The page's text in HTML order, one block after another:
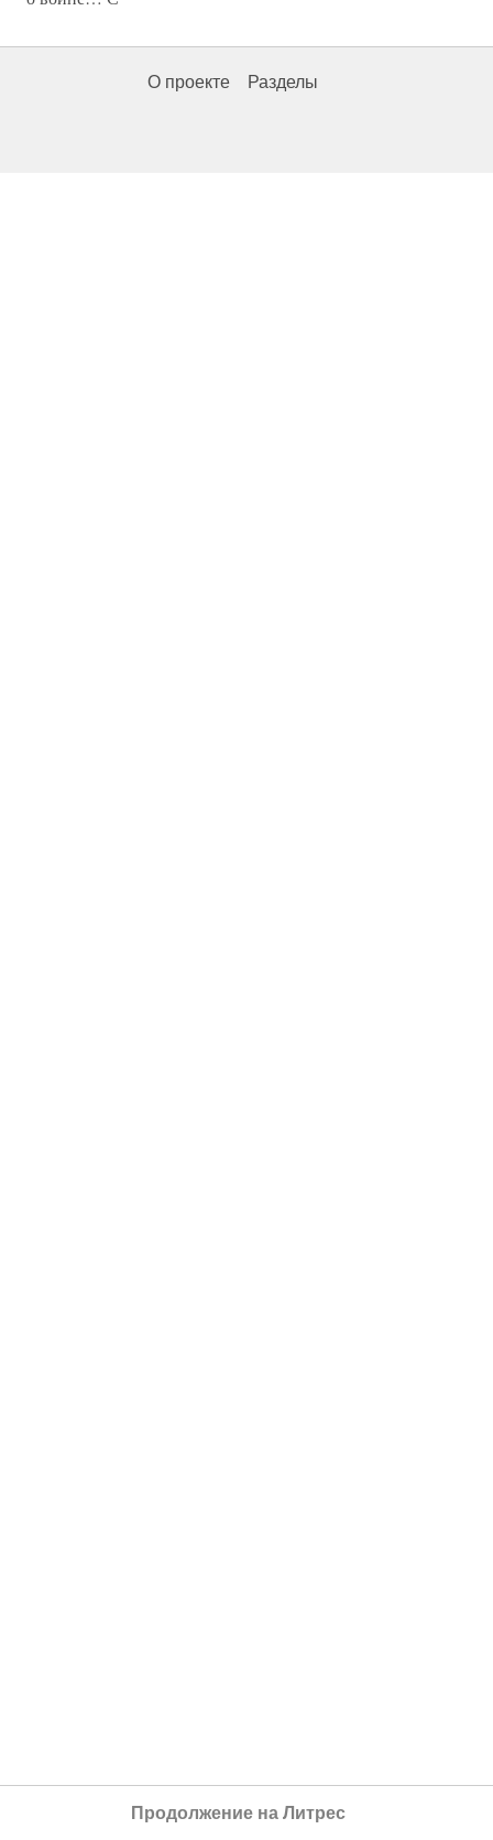
О проекте Разделы
Продолжение на Литрес